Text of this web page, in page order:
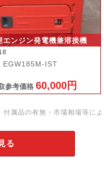
エンジン発電機兼溶接機
EGW185M-IST
参考価格 60,000円
属品の有無・市場相場等によ
る